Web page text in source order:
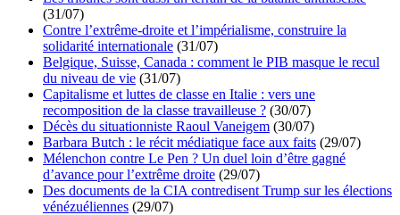
(31/07)
Contre l’extrême-droite et l’impérialisme, construire la
solidarité internationale (31/07)
Belgique, Suisse, Canada : comment le PIB masque le recul
du niveau de vie (31/07)
Capitalisme et luttes de classe en Italie : vers une
recomposition de la classe travailleuse ? (30/07)
Décès du situationniste Raoul Vaneigem (30/07)
Barbara Butch : le récit médiatique face aux faits (29/07)
Mélenchon contre Le Pen ? Un duel loin d’être gagné
d’avance pour l’extrême droite (29/07)
Des documents de la CIA contredisent Trump sur les élections
vénézuéliennes (29/07)